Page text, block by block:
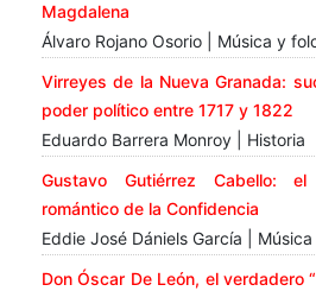
Magdalena
Álvaro Rojano Osorio | Música y
Virreyes de la Nueva Granada:
poder político entre 1717 y 1822
Eduardo Barrera Monroy | Historia
Gustavo Gutiérrez Cabello: el
romántico de la Confidencia
Eddie José Dániels García |
Don Óscar De León, el verdadero